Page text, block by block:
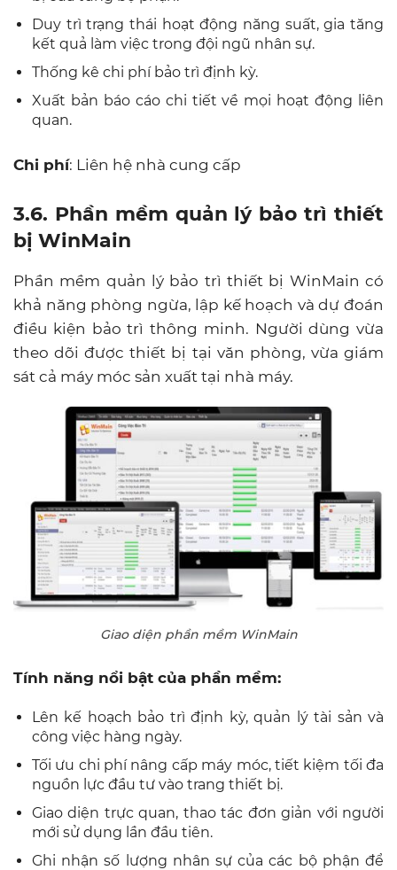
Duy trì trạng thái hoạt động năng suất, gia tăng
kết quả làm việc trong đội ngũ nhân sự.
Thống kê chi phí bảo trì định kỳ.
Xuất bản báo cáo chi tiết về mọi hoạt động liên
quan.
Chi phí: Liên hệ nhà cung cấp
3.6. Phần mềm quản lý bảo trì thiết
bị WinMain
Phần mềm quản lý bảo trì thiết bị WinMain có
khả năng phòng ngừa, lập kế hoạch và dự đoán
điều kiện bảo trì thông minh. Người dùng vừa
theo dõi được thiết bị tại văn phòng, vừa giám
sát cả máy móc sản xuất tại nhà máy.
Giao diện phần mềm WinMain
Tính năng nổi bật của phần mềm:
Lên kế hoạch bảo trì định kỳ, quản lý tài sản và
công việc hàng ngày.
Tối ưu chi phí nâng cấp máy móc, tiết kiệm tối đa
nguồn lực đầu tư vào trang thiết bị.
Giao diện trực quan, thao tác đơn giản với người
mới sử dụng lần đầu tiên.
Ghi nhận số lượng nhân sự của các bộ phận để